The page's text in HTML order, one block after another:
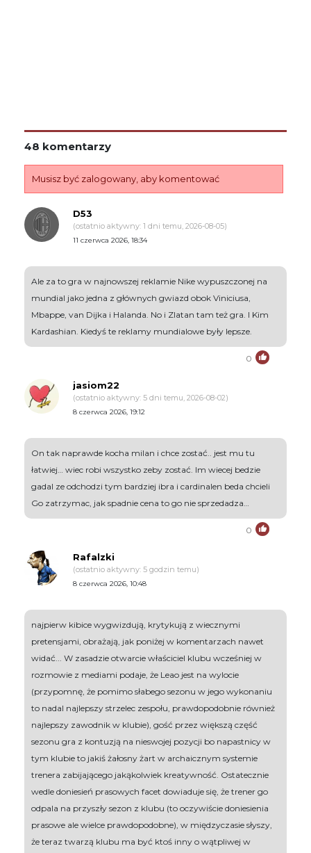
48 komentarzy
Musisz być zalogowany, aby komentować
D53
(ostatnio aktywny: 1 dni temu, 2026-08-05)
11 czerwca 2026, 18:34
Ale za to gra w najnowszej reklamie Nike wypuszczonej na
mundial jako jedna z głównych gwiazd obok Viniciusa,
Mbappe, van Dijka i Halanda. No i Zlatan tam też gra. I Kim
Kardashian. Kiedyś te reklamy mundialowe były lepsze.
0
jasiom22
(ostatnio aktywny: 5 dni temu, 2026-08-02)
8 czerwca 2026, 19:12
On tak naprawde kocha milan i chce zostać.. jest mu tu
łatwiej… wiec robi wszystko zeby zostać. Im wiecej bedzie
gadal ze odchodzi tym bardziej ibra i cardinalen beda chcieli
Go zatrzymac, jak spadnie cena to go nie sprzedadza…
0
Rafalzki
(ostatnio aktywny: 5 godzin temu)
8 czerwca 2026, 10:48
najpierw kibice wygwizdują, krytykują z wiecznymi
pretensjami, obrażają, jak poniżej w komentarzach nawet
widać... W zasadzie otwarcie właściciel klubu wcześniej w
rozmowie z mediami podaje, że Leao jest na wylocie
(przypomnę, że pomimo słabego sezonu w jego wykonaniu
to nadal najlepszy strzelec zespołu, prawdopodobnie również
najlepszy zawodnik w klubie), gość przez większą część
sezonu gra z kontuzją na nieswojej pozycji bo napastnicy w
tym klubie to jakiś żałosny żart w archaicznym systemie
trenera zabijającego jakąkolwiek kreatywność. Ostatecznie
wedle doniesień prasowych facet dowiaduje się, że trener go
odpala na przyszły sezon z klubu (to oczywiście doniesienia
prasowe ale wielce prawdopodobne), w międzyczasie słyszy,
że teraz twarzą klubu ma być ktoś inny o wątpliwej w